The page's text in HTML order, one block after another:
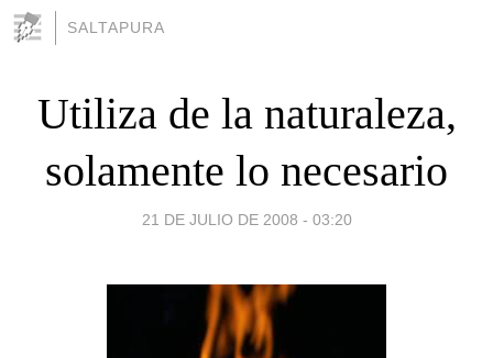
SALTAPURA
Utiliza de la naturaleza,
solamente lo necesario
21 DE JULIO DE 2008 - 03:20